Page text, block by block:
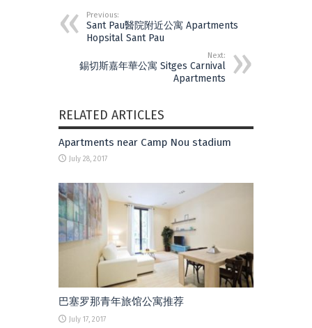
Previous:
Sant Pau醫院附近公寓 Apartments
Hopsital Sant Pau
Next:
錫切斯嘉年華公寓 Sitges Carnival
Apartments
RELATED ARTICLES
Apartments near Camp Nou stadium
July 28, 2017
巴塞罗那青年旅馆公寓推荐
July 17, 2017